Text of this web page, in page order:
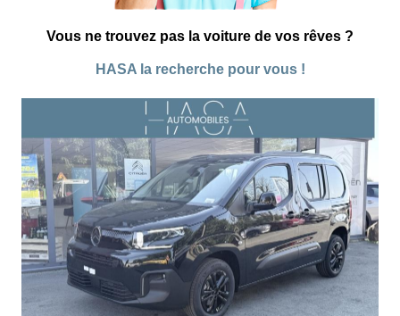
Vous ne trouvez pas la voiture de vos rêves ?
HASA la recherche pour vous !